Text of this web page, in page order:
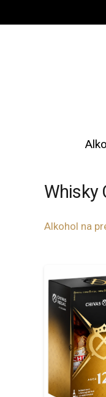
Whisky
Alkohol na